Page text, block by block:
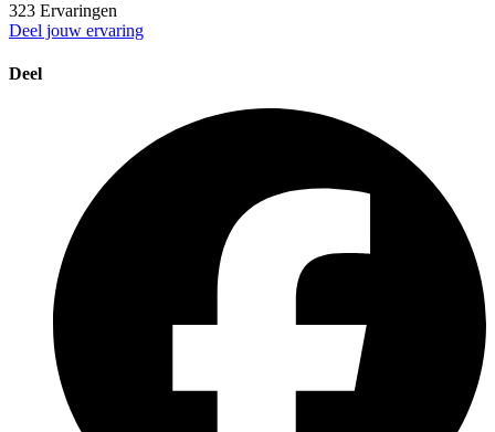
323 Ervaringen
Deel jouw ervaring
Deel